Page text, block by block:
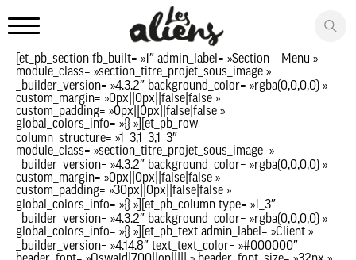
[et_pb_section fb_built= »1″ admin_label= »Section – Menu »
module_class= »section_titre_projet_sous_image »
_builder_version= »4.3.2″ background_color= »rgba(0,0,0,0) »
custom_margin= »0px||0px||false|false »
custom_padding= »0px||0px||false|false »
global_colors_info= »{} »][et_pb_row
column_structure= »1_3,1_3,1_3″
module_class= »section_titre_projet_sous_image »
_builder_version= »4.3.2″ background_color= »rgba(0,0,0,0) »
custom_margin= »0px||0px||false|false »
custom_padding= »30px||0px||false|false »
global_colors_info= »{} »][et_pb_column type= »1_3″
_builder_version= »4.3.2″ background_color= »rgba(0,0,0,0) »
global_colors_info= »{} »][et_pb_text admin_label= »Client »
_builder_version= »4.14.8″ text_text_color= »#000000″